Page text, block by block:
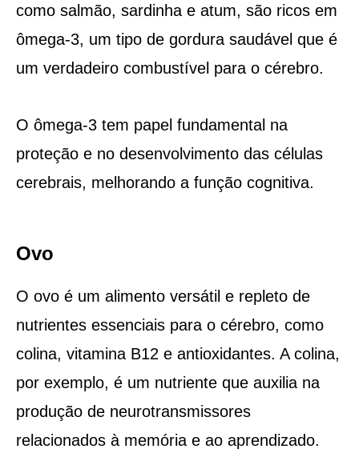
como salmão, sardinha e atum, são ricos em
ômega-3, um tipo de gordura saudável que é
um verdadeiro combustível para o cérebro.
O ômega-3 tem papel fundamental na
proteção e no desenvolvimento das células
cerebrais, melhorando a função cognitiva.
Ovo
O ovo é um alimento versátil e repleto de
nutrientes essenciais para o cérebro, como
colina, vitamina B12 e antioxidantes. A colina,
por exemplo, é um nutriente que auxilia na
produção de neurotransmissores
relacionados à memória e ao aprendizado.